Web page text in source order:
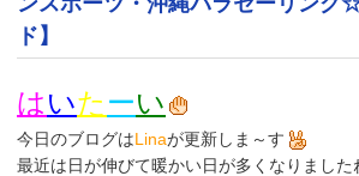
ド】
はいた ーい
今日のブログはLinaが更新しま～す
最近は日が伸びて暖かい日が多くなりました